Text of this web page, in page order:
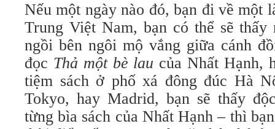
Nếu một ngày nào đó, bạn đi về một
Trung Việt Nam, bạn có thể sẽ thấy
ngồi bên ngôi mộ vắng giữa cánh
đọc Thả một bè lau của Nhất Hạnh,
tiệm sách ở phố xá đông đúc Hà
Tokyo, hay Madrid, bạn sẽ thấy
từng bìa sách của Nhất Hạnh – thì